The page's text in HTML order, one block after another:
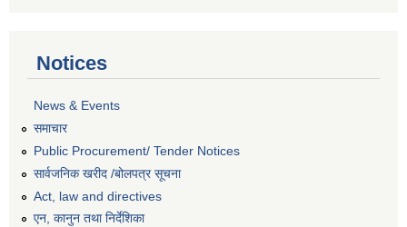
Notices
News & Events
समाचार
Public Procurement/ Tender Notices
सार्वजनिक खरीद /बोलपत्र सूचना
Act, law and directives
एन, कानुन तथा निर्देशिका